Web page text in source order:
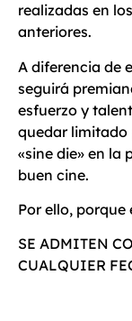
realizadas en
anteriores.
A diferencia de
seguirá
esfuerzo y
quedar limitado
«sine die» en la
buen cine.
Por ello, porque
SE ADMITEN
CUALQUIER